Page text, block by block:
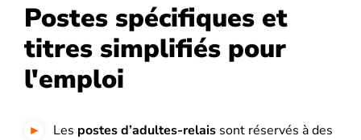
Postes spécifiques et
titres simplifiés pour
l'emploi
Les postes d’adultes-relais sont réservés à des